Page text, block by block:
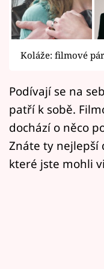
Sledujte
Filmový
Pořady
Mámy sobě
Přihlášení
Koláže: filmové
Podívají se na
patří k sobě.
dochází o něco
Znáte ty nejlepší
které jste mohli